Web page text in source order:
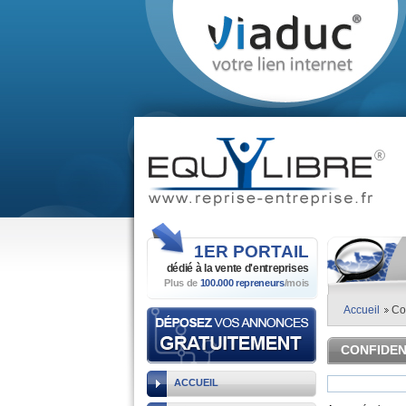
1ER PORTAIL
dédié à la vente d'entreprises
Plus de 100.000 repreneurs/mois
ACCUEIL
Accueil